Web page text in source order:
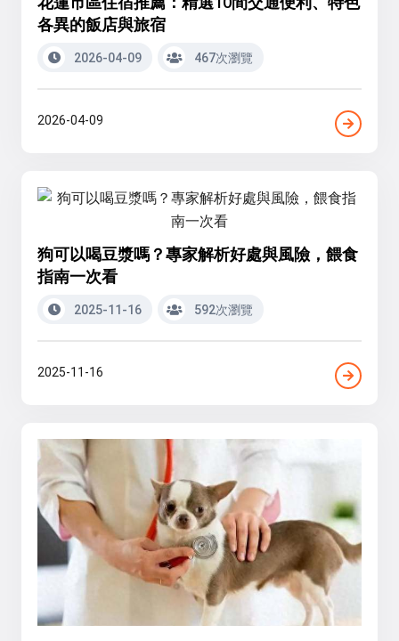
各異的飯店與旅宿
2026-04-09 467次瀏覽
2026-04-09
狗可以喝豆漿嗎？專家解析好處與風險，餵食
指南一次看
2025-11-16 592次瀏覽
2025-11-16